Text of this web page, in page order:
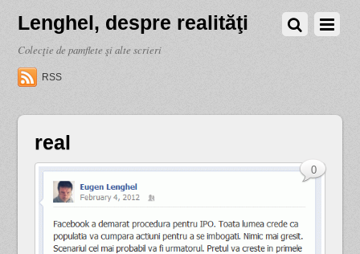
Lenghel, despre realităţi
Colecţie de pamflete şi alte scrieri
RSS
real
0